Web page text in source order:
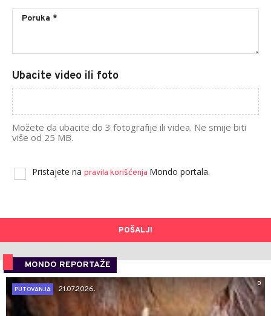
Ubacite video ili foto
Možete da ubacite do 3 fotografije ili videa. Ne smije biti
više od 25 MB.
Pristajete na pravila korišćenja Mondo portala.
POŠALJI
MONDO REPORTAŽE
0
PUTOVANJA
21.07.2026.